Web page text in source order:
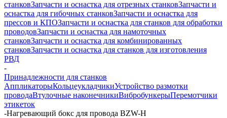
станковЗапчасти и оснастка для отрезных станковЗапчасти и
оснастка для гибочных станковЗапчасти и оснастка для
прессов и КПОЗапчасти и оснастка для станков для обработки
проводовЗапчасти и оснастка для намоточных
станковЗапчасти и оснастка для комбинированных
станковЗапчасти и оснастка для станков для изготовления
РВД
-
Принадлежности для станков
АппликаторыКольцеукладчикиУстройство размотки
проводаВтулочные наконечникиВибробункерыПеремотчики
этикеток
-Нагревающий бокс для провода BZW-H